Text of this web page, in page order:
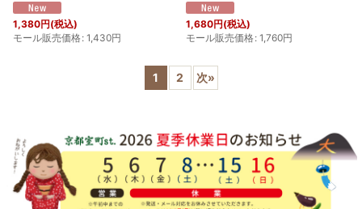
1,380円(税込)
モール販売価格: 1,430円
1,680円(税込)
モール販売価格: 1,760円
1 2 次»